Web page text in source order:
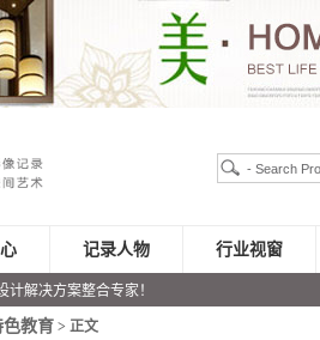
解决方案整合专家！
记录人物 行业视窗
色教育 > 正文